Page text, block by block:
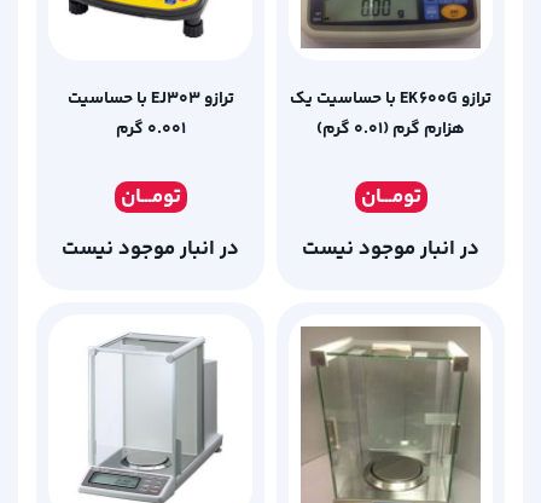
ترازو EK600G با حساسیت یک
هزارم گرم (0.01 گرم)
تومـــان
در انبار موجود نیست
ترازو EJ303 با حساسیت
0.001 گرم
تومـــان
در انبار موجود نیست